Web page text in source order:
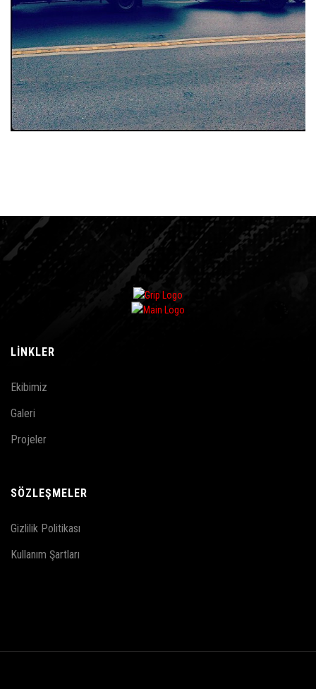
LINKLER
Ekibimiz
Galeri
Projeler
SÖZLEŞMELER
Gizlilik Politikası
Kullanım Şartları